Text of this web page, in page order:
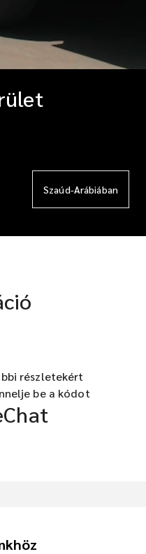
Szaúd-Arábiában
részletekért
be a kódot